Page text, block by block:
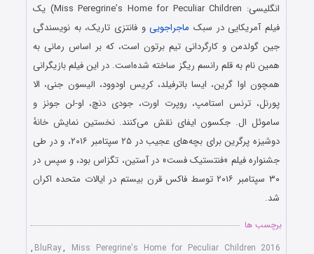
انگلیسی: Miss Peregrine’s Home for Peculiar Children) یک
فیلم آمریکایی در سبک ماجراجوییو فانتزی تاریک، به نویسندگی
جین گولدمن و کارگردانی تیم برتون است، که بر اساس رمانی به
همین نام به قلم رانسم ریگز ساخته شده‌است. در این فیلم بازیگرانی
همچون اوا گرین، ایسا باترفیلد، کریس اودوود، الیسون جنی، الا
پورنل، ترنس استامپ، روپرت اورت، جودی دنچ، او-لن جونز و
ساموئل ال. جکسون ایفای نقش می‌کنند. نخستین نمایش خانهٔ
دوشیزه پرگرین برای بچه‌های عجیب در ۲۵ سپتامبر ۲۰۱۶، و در طی
جشنواره فیلم «فنتستیک فست» در آستین، تگزاس بود، و سپس در
۳۰ سپتامبر ۲۰۱۶ توسط فاکس قرن بیستم در ایالات متحده اکران
شد.
برچسب ها
BluRay, Miss Peregrine's Home for Peculiar Children 2016
,